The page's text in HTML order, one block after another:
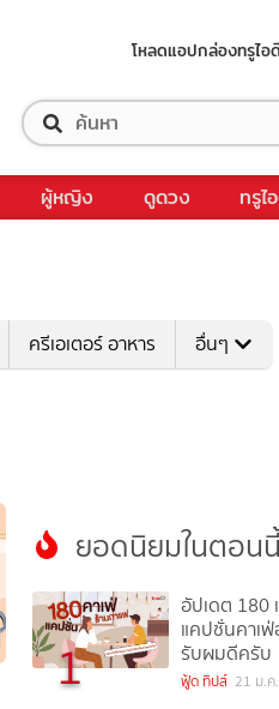
โหลดแอปกล่องทรูไอ
ผู้หญิง ดูดวง ทรูไ
ครีเอเตอร์ อาหาร อื่นๆ
ยอดนิยมในตอน
1
อัปเดต 180
แคปชั่นคาเ
รับผมดีครับ
ฟู้ด ทิปส์ 21 ม.ค